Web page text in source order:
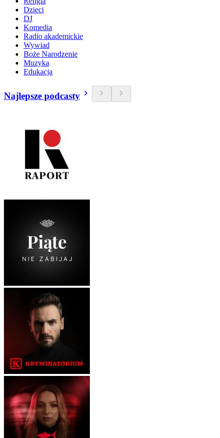
Dzieci
DJ
Komedia
Radio akademickie
Wywiad
Boże Narodzenie
Muzyka
Edukacja
Najlepsze podcasty